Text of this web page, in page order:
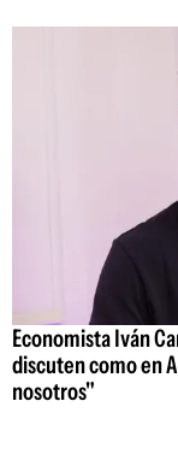
Economista Iván
discuten como en
nosotros"